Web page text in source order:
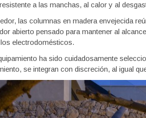
a las manchas, al calor y al
las columnas en madera envejecida
abierto pensado para mantener al
electrodomésticos.
ha sido cuidadosamente
se integran con discreción, al igual